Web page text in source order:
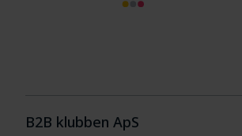
B2B klubben ApS